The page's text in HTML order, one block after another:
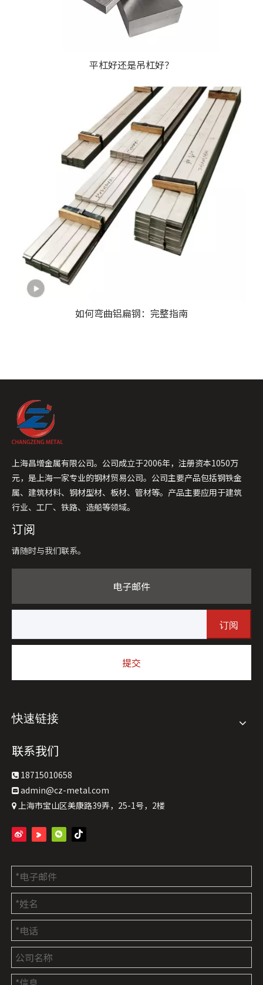
平杠好还是吊杠好？
如何弯曲铝扁钢：完整指南
上海昌增金属有限公司。公司成立于2006年，注册资本1050万
元，是上海一家专业的钢材贸易公司。公司主要产品包括钢铁金
属、建筑材料、钢材型材、板材、管材等。产品主要应用于建筑
行业、工厂、铁路、造船等领域。
订阅
请随时与我们联系。
电子邮件
订阅
提交
快速链接
联系我们
 18715010658
 admin@cz-metal.com
 上海市宝山区美康路39弄，25-1号，2楼